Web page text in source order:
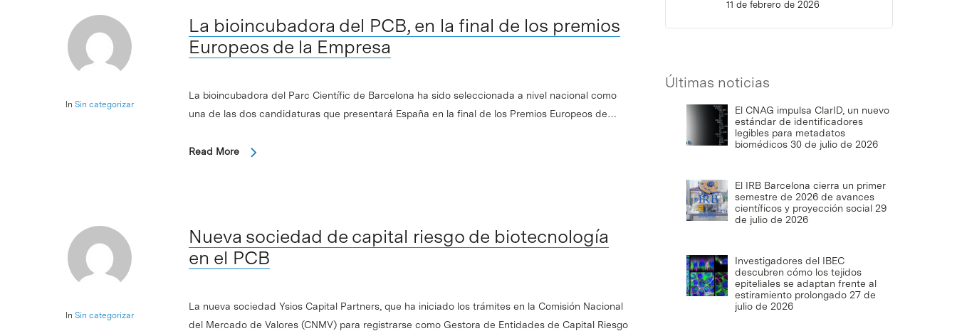
In Sin categorizar
La bioincubadora del PCB, en la final de los premios
Europeos de la Empresa
La bioincubadora del Parc Científic de Barcelona ha sido seleccionada a nivel nacional como
una de las dos candidaturas que presentará España en la final de los Premios Europeos de…
Read More
In Sin categorizar
Nueva sociedad de capital riesgo de biotecnología
en el PCB
La nueva sociedad Ysios Capital Partners, que ha iniciado los trámites en la Comisión Nacional
del Mercado de Valores (CNMV) para registrarse como Gestora de Entidades de Capital Riesgo
11 de febrero de 2026
Últimas noticias
El CNAG impulsa ClarID, un nuevo
estándar de identificadores
legibles para metadatos
biomédicos 30 de julio de 2026
El IRB Barcelona cierra un primer
semestre de 2026 de avances
científicos y proyección social 29
de julio de 2026
Investigadores del IBEC
descubren cómo los tejidos
epiteliales se adaptan frente al
estiramiento prolongado 27 de
julio de 2026